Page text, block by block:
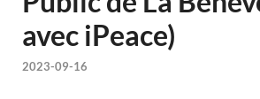
avec iPeace)
2023-09-16